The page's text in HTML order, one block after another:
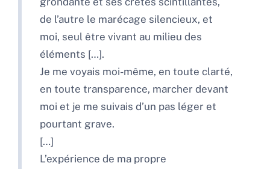
de l’autre le marécage silencieux, et
moi, seul être vivant au milieu des
éléments […].
Je me voyais moi-même, en toute clarté,
en toute transparence, marcher devant
moi et je me suivais d’un pas léger et
pourtant grave.
[…]
L’expérience de ma propre